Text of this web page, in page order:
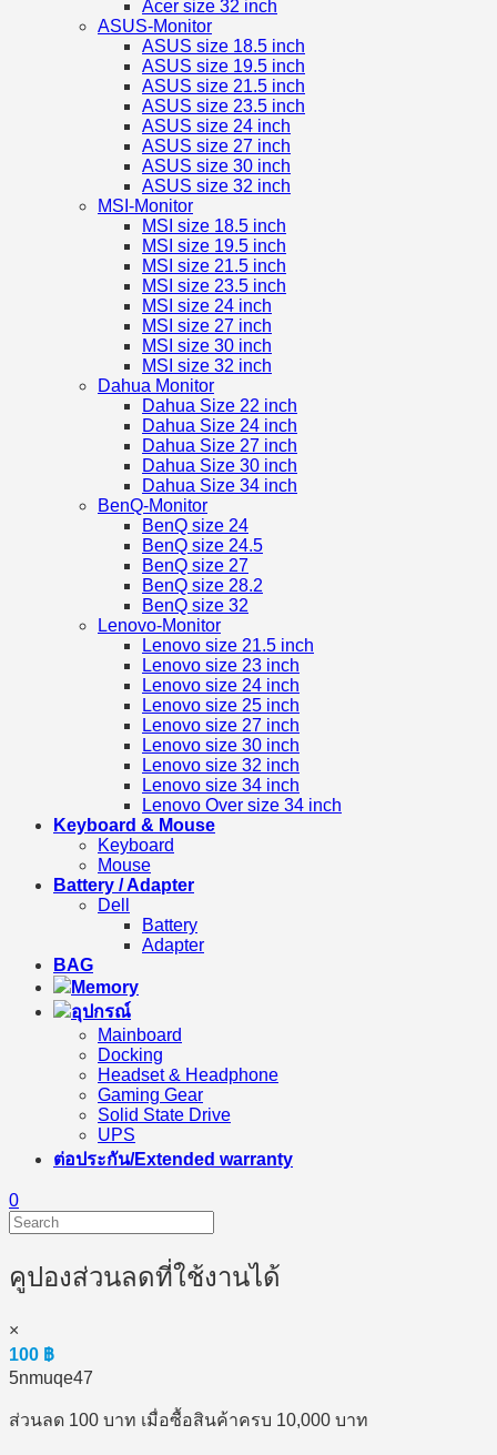
Acer size 32 inch
ASUS-Monitor
ASUS size 18.5 inch
ASUS size 19.5 inch
ASUS size 21.5 inch
ASUS size 23.5 inch
ASUS size 24 inch
ASUS size 27 inch
ASUS size 30 inch
ASUS size 32 inch
MSI-Monitor
MSI size 18.5 inch
MSI size 19.5 inch
MSI size 21.5 inch
MSI size 23.5 inch
MSI size 24 inch
MSI size 27 inch
MSI size 30 inch
MSI size 32 inch
Dahua Monitor
Dahua Size 22 inch
Dahua Size 24 inch
Dahua Size 27 inch
Dahua Size 30 inch
Dahua Size 34 inch
BenQ-Monitor
BenQ size 24
BenQ size 24.5
BenQ size 27
BenQ size 28.2
BenQ size 32
Lenovo-Monitor
Lenovo size 21.5 inch
Lenovo size 23 inch
Lenovo size 24 inch
Lenovo size 25 inch
Lenovo size 27 inch
Lenovo size 30 inch
Lenovo size 32 inch
Lenovo size 34 inch
Lenovo Over size 34 inch
Keyboard & Mouse
Keyboard
Mouse
Battery / Adapter
Dell
Battery
Adapter
BAG
Memory
อุปกรณ์
Mainboard
Docking
Headset & Headphone
Gaming Gear
Solid State Drive
UPS
ต่อประกัน/Extended warranty
0
คูปองส่วนลดที่ใช้งานได้
×
100 ฿
5nmuqe47
ส่วนลด 100 บาท เมื่อซื้อสินค้าครบ 10,000 บาท